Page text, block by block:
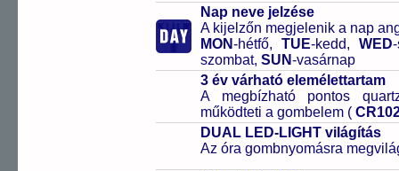
Nap neve jelzése
A kijelzőn megjelenik a nap
MON-hétfő, TUE-kedd, WED
szombat, SUN-vasárnap
3 év várható elemélettartam
A megbízható pontos
működteti a gombelem (
DUAL LED-LIGHT világítás
Az óra gombnyomásra